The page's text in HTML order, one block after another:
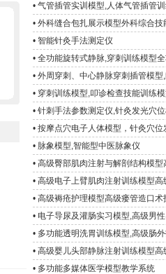
• 气管插管实训模型,人体气管插管
• 外科缝合包扎展示模型外科综合技
• 智能针灸手法测定仪
• 全功能旋转式静脉,穿刺训练模型
• 外周穿刺、中心静脉穿刺插管模
• 穿刺训练模型,叩诊检查技能训练
• 针刺手法参数测定仪,针灸发光穴
• 按摩点穴电子人体模型，针灸穴位
• 脉象模型,智能型中医脉象仪
• 高级臀部肌肉注射与解剖结构模
• 高级电子上臂肌肉注射训练模型
• 高级褥疮护理模型高级瘘管造口术
• 电子导尿及灌肠实习模型,高级男
• 多功能透明洗胃训练模型,高级肠
• 高级婴儿头部静脉注射训练模型
• 多功能多媒体医学模型教学系统